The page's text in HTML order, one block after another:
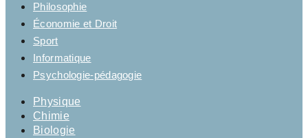
Philosophie
Économie et Droit
Sport
Informatique
Psychologie-pédagogie
Physique
Chimie
Biologie